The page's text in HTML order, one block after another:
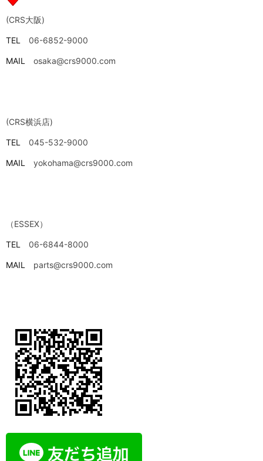
(CRS大阪)
TEL 06-6852-9000
MAIL osaka@crs9000.com
(CRS横浜店)
TEL 045-532-9000
MAIL yokohama@crs9000.com
（ESSEX）
TEL 06-6844-8000
MAIL parts@crs9000.com